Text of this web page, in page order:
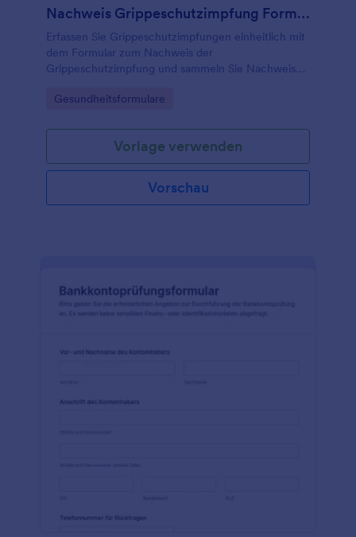
Nachweis Grippeschutzimpfung Formular
Erfassen Sie Grippeschutzimpfungen einheitlich mit
dem Formular zum Nachweis der
Grippeschutzimpfung und sammeln Sie Nachweise
Unternehmen mit Jotform.
Go to Category:
Gesundheitsformulare
Vorlage verwenden
Vorschau